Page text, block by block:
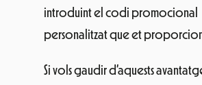
introduint el codi promocional
personalitzat que et
Si vols gaudir d’aquests